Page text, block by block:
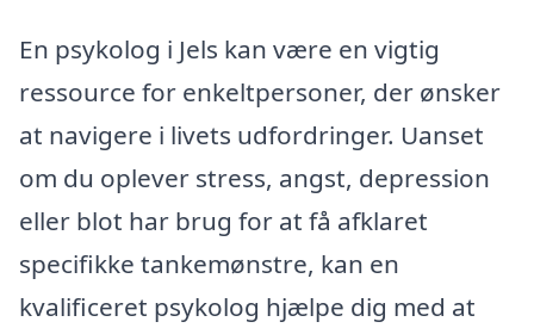
En psykolog i Jels kan være en vigtig
ressource for enkeltpersoner, der ønsker
at navigere i livets udfordringer. Uanset
om du oplever stress, angst, depression
eller blot har brug for at få afklaret
specifikke tankemønstre, kan en
kvalificeret psykolog hjælpe dig med at